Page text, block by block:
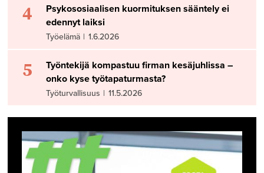
4
Psykososiaalisen kuormituksen sääntely ei
edennyt laiksi
Työelämä | 1.6.2026
5
Työntekijä kompastuu firman kesäjuhlissa –
onko kyse työtapaturmasta?
Työturvallisuus | 11.5.2026